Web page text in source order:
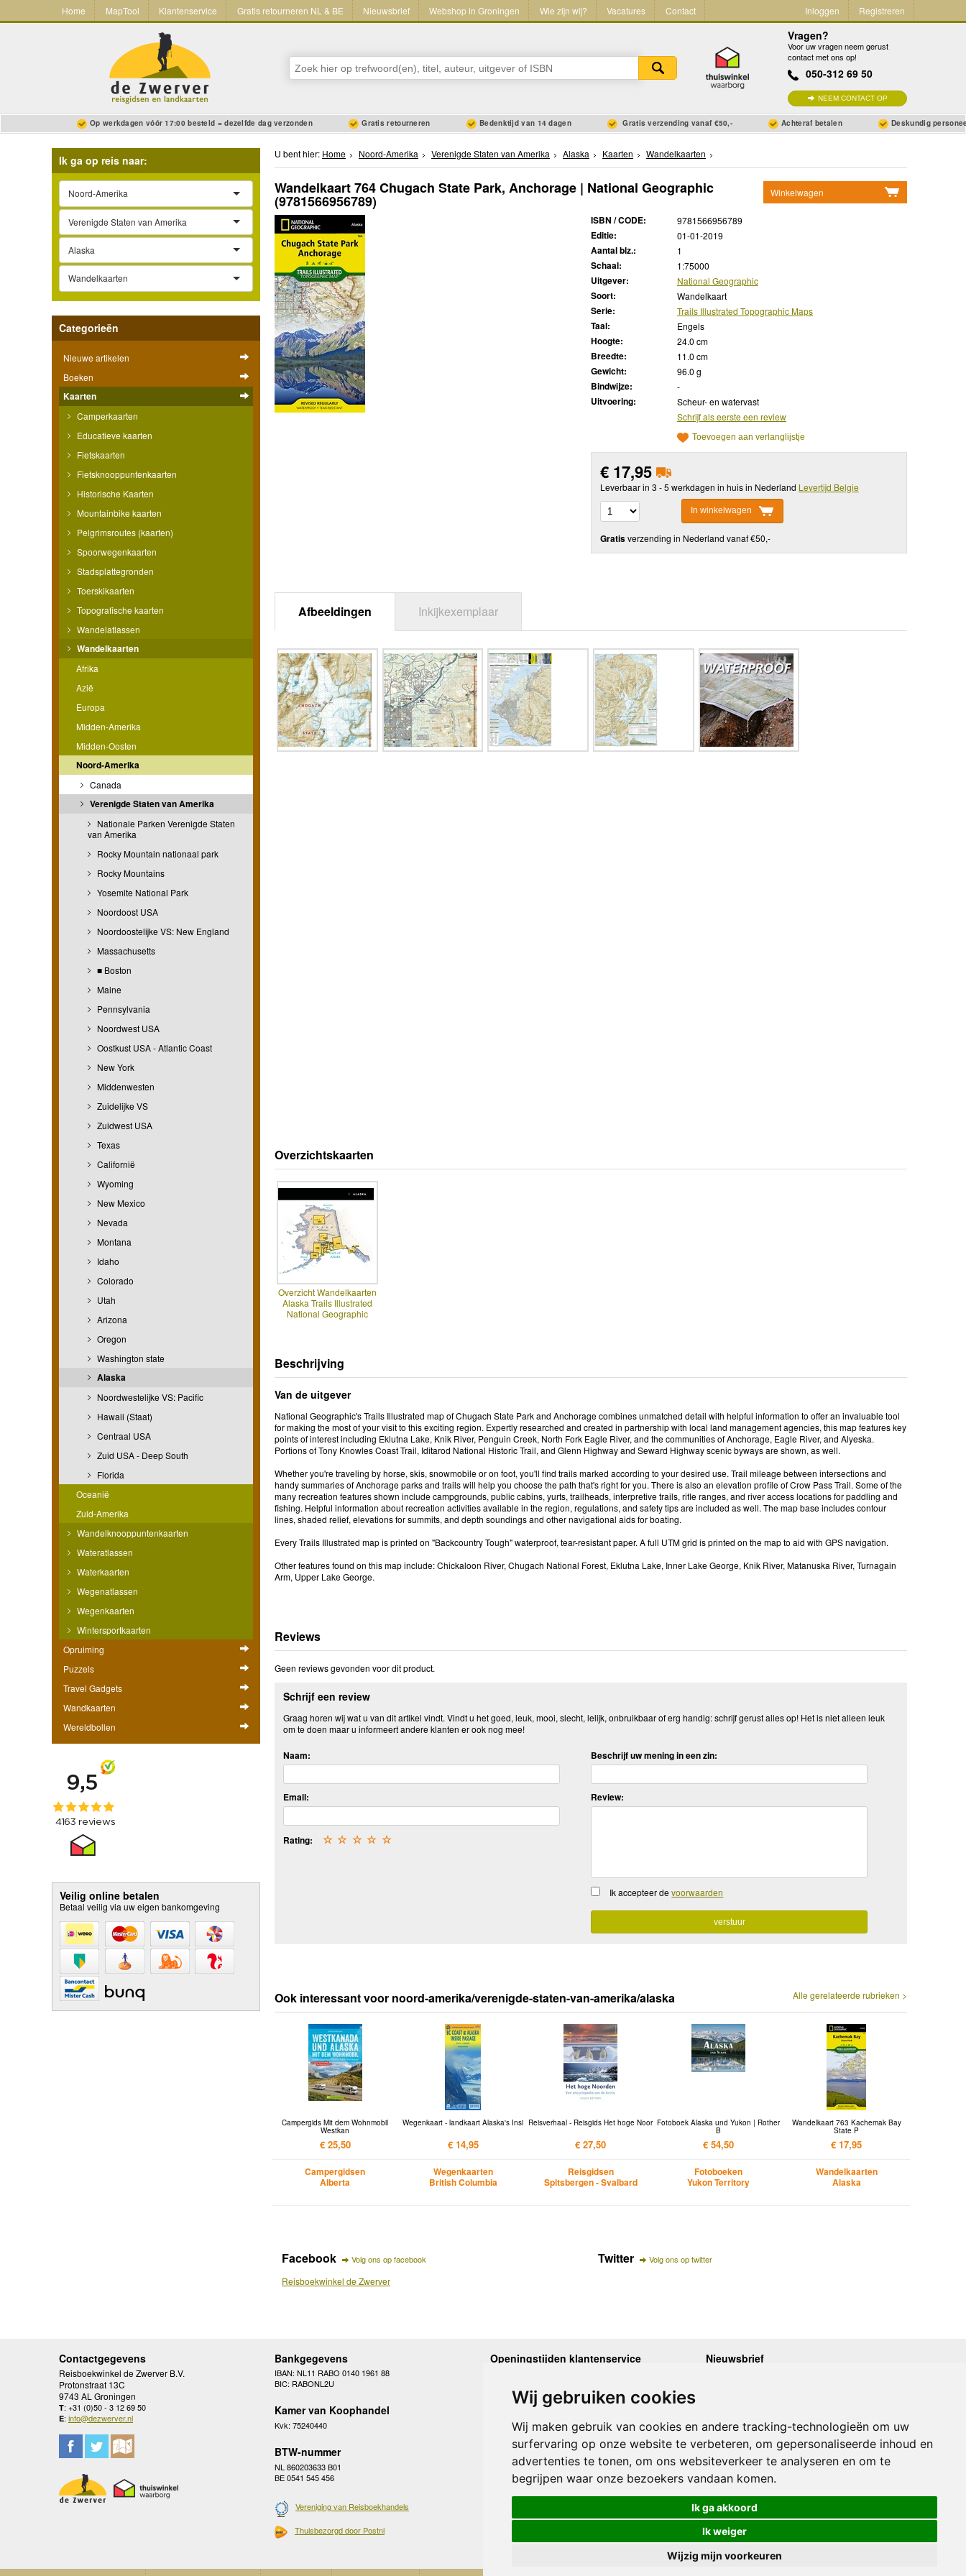
Wij gebruiken cookies
Wij maken gebruik van cookies en andere tracking-technologieën om uw
surfervaring op onze website te verbeteren, om gepersonaliseerde inhoud en
advertenties te tonen, om ons websiteverkeer te analyseren en om te
begrijpen waar onze bezoekers vandaan komen.
Ik ga akkoord
Ik weiger
Wijzig mijn voorkeuren
Home MapTool Klantenservice Gratis retourneren NL & BE Nieuwsbrief Webshop in Groningen Wie zijn wij? Vacatures Contact Inloggen Registreren
Vragen?
Voor uw vragen neem gerust
contact met ons op!
050-312 69 50
NEEM CONTACT OP
Op werkdagen vóór 17:00 besteld = dezelfde dag verzonden Gratis retourneren Bedenktijd van 14 dagen Gratis verzending vanaf €50,- Achteraf betalen Deskundig
Ik ga op reis naar:
Noord-Amerika
Verenigde Staten van Amerika
Alaska
Wandelkaarten
Categorieën
Nieuwe artikelen
Boeken
Kaarten
Camperkaarten
Educatieve kaarten
Fietskaarten
Fietsknooppuntenkaarten
Historische Kaarten
Mountainbike kaarten
Pelgrimsroutes (kaarten)
Spoorwegenkaarten
Stadsplattegronden
Toerskikaarten
Topografische kaarten
Wandelatlassen
Wandelkaarten
Afrika
Azië
Europa
Midden-Amerika
Midden-Oosten
Noord-Amerika
Canada
Verenigde Staten van Amerika
Nationale Parken Verenigde Staten
van Amerika
Rocky Mountain nationaal park
Rocky Mountains
Yosemite National Park
Noordoost USA
Noordoostelijke VS: New England
Massachusetts
■ Boston
Maine
Pennsylvania
Noordwest USA
Oostkust USA - Atlantic Coast
New York
Middenwesten
Zuidelijke VS
Zuidwest USA
Texas
Californië
Wyoming
New Mexico
Nevada
Montana
Idaho
Colorado
Utah
Arizona
Oregon
Washington state
Alaska
Noordwestelijke VS: Pacific
Hawaii (Staat)
Centraal USA
Zuid USA - Deep South
Florida
Oceanië
Zuid-Amerika
Wandelknooppuntenkaarten
Wateratlassen
Waterkaarten
Wegenatlassen
Wegenkaarten
Wintersportkaarten
Opruiming
Puzzels
Travel Gadgets
Wandkaarten
Wereldbollen
Veilig online betalen
Betaal veilig via uw eigen bankomgeving
U bent hier: Home Noord-Amerika Verenigde Staten van Amerika Alaska Kaarten Wandelkaarten
Winkelwagen
Wandelkaart 764 Chugach State Park, Anchorage | National Geographic
(9781566956789)
ISBN / CODE: 9781566956789
Editie: 01-01-2019
Aantal blz.: 1
Schaal: 1:75000
Uitgever: National Geographic
Soort: Wandelkaart
Serie: Trails Illustrated Topographic Maps
Taal: Engels
Hoogte: 24.0 cm
Breedte: 11.0 cm
Gewicht: 96.0 g
Bindwijze: -
Uitvoering:
Scheur- en watervast
Schrijf als eerste een review
Toevoegen aan verlanglijstje
€ 17,95
Leverbaar in 3 - 5 werkdagen in huis in Nederland Levertijd Belgie
In winkelwagen
Gratisverzending in Nederland vanaf €50,-
Afbeeldingen Inkijkexemplaar
Overzichtskaarten
Overzicht Wandelkaarten
Alaska Trails Illustrated
National Geographic
Beschrijving
Van de uitgever
National Geographic's Trails Illustrated map of Chugach State Park and Anchorage combines unmatched detail with helpful information to offer an invaluable tool
for making the most of your visit to this exciting region. Expertly researched and created in partnership with local land management agencies, this map features key
points of interest including Eklutna Lake, Knik River, Penguin Creek, North Fork Eagle River, and the communities of Anchorage, Eagle River, and Alyeska.
Portions of Tony Knowles Coast Trail, Iditarod National Historic Trail, and Glenn Highway and Seward Highway scenic byways are shown, as well.
Whether you're traveling by horse, skis, snowmobile or on foot, you'll find trails marked according to your desired use. Trail mileage between intersections and
handy summaries of Anchorage parks and trails will help you choose the path that's right for you. There is also an elevation profile of Crow Pass Trail. Some of the
many recreation features shown include campgrounds, public cabins, yurts, trailheads, interpretive trails, rifle ranges, and river access locations for paddling and
fishing. Helpful information about recreation activities available in the region, regulations, and safety tips are included as well. The map base includes contour
lines, shaded relief, elevations for summits, and depth soundings and other navigational aids for boating.
Every Trails Illustrated map is printed on "Backcountry Tough" waterproof, tear-resistant paper. A full UTM grid is printed on the map to aid with GPS navigation.
Other features found on this map include: Chickaloon River, Chugach National Forest, Eklutna Lake, Inner Lake George, Knik River, Matanuska River, Turnagain
Arm, Upper Lake George.
Reviews
Geen reviews gevonden voor dit product.
Schrijf een review
Graag horen wij wat u van dit artikel vindt. Vindt u het goed, leuk, mooi, slecht, lelijk, onbruikbaar of erg handig: schrijf gerust alles op! Het is niet alleen leuk
om te doen maar u informeert andere klanten er ook nog mee!
Naam:
Email:
Rating: ☆
☆
☆
☆
☆
Beschrijf uw mening in een zin:
Review:
Ik accepteer devoorwaarden
Alle gerelateerde rubrieken >
Ook interessant voor noord-amerika/verenigde-staten-van-amerika/alaska
Campergids Mit dem Wohnmobil
Westkan
€ 25,50
Campergidsen
Alberta
Wegenkaart - landkaart Alaska's Insi
€ 14,95
Wegenkaarten
British Columbia
Reisverhaal - Reisgids Het hoge Noor
€ 27,50
Reisgidsen
Spitsbergen - Svalbard
Fotoboek Alaska und Yukon | Rother
B
€ 54,50
Fotoboeken
Yukon Territory
Wandelkaart 763 Kachemak Bay
State P
€ 17,95
Wandelkaarten
Alaska
Facebook Volg ons op facebook
Reisboekwinkel de Zwerver
Twitter Volg ons op twitter
Contactgegevens
Reisboekwinkel de Zwerver B.V.
Protonstraat 13C
9743 AL Groningen
T: +31 (0)50 - 3 12 69 50
E: info@dezwerver.nl
Bankgegevens
IBAN: NL11 RABO 0140 1961 88
BIC: RABONL2U
Kamer van Koophandel
Kvk: 75240440
BTW-nummer
NL 860203633 B01
BE 0541 545 456
Vereniging van Reisboekhandels
Thuisbezorgd door Postnl
Openingstijden klantenservice
Woensdag
10.00 - 12.30 en 13.30 - 17.00
Donderdag
Vrijdag
10.00 - 12.30 en 13.30 - 17.00
Zaterdag
gesloten
Zondag
gesloten
Nieuwsbrief
Onze laatste Nieuwsbrief
Inschrijven